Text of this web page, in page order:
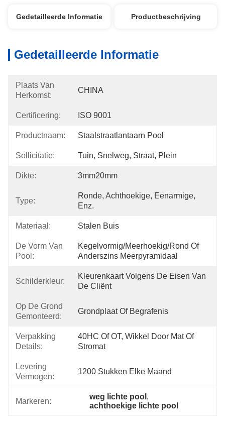
Gedetailleerde Informatie Productbeschrijving
Gedetailleerde Informatie
Plaats Van
Herkomst:
CHINA
Certificering: ISO 9001
Productnaam: Staalstraatlantaarn Pool
Sollicitatie: Tuin, Snelweg, Straat, Plein
Dikte: 3mm20mm
Type:
Ronde, Achthoekige, Eenarmige,
Enz.
Materiaal: Stalen Buis
De Vorm Van
Pool:
Kegelvormig/meerhoekig/rond Of
Anderszins Meerpyramidaal
Schilderkleur:
Kleurenkaart Volgens De Eisen Van
De Cliënt
Op De Grond
Gemonteerd:
Grondplaat Of Begrafenis
Verpakking
Details:
40HC Of OT, Wikkel Door Mat Of
Stromat
Levering
Vermogen:
1200 Stukken Elke Maand
Markeren:
weg lichte pool ,
achthoekige lichte pool